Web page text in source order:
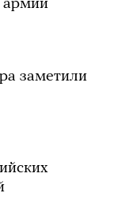
армии
заметили